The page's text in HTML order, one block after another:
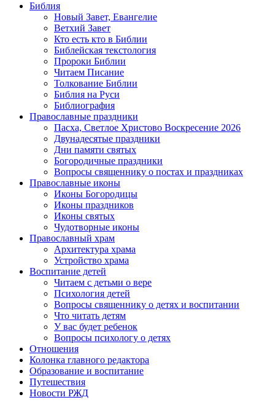
Библия
Новый Завет, Евангелие
Ветхий Завет
Кто есть кто в Библии
Библейская текстология
Пророки Библии
Читаем Писание
Толкование Библии
Библия на Руси
Библиография
Православные праздники
Пасха, Светлое Христово Воскресение 2026
Двунадесятые праздники
Дни памяти святых
Богородичные праздники
Вопросы священнику о постах и праздниках
Православные иконы
Иконы Богородицы
Иконы праздников
Иконы святых
Чудотворные иконы
Православный храм
Архитектура храма
Устройство храма
Воспитание детей
Читаем с детьми о вере
Психология детей
Вопросы священнику о детях и воспитании
Что читать детям
У вас будет ребенок
Вопросы психологу о детях
Отношения
Колонка главного редактора
Образование и воспитание
Путешествия
Новости РЖД